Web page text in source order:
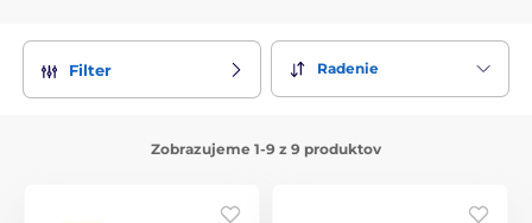
Filter Radenie
Zobrazujeme 1-9 z 9 produktov